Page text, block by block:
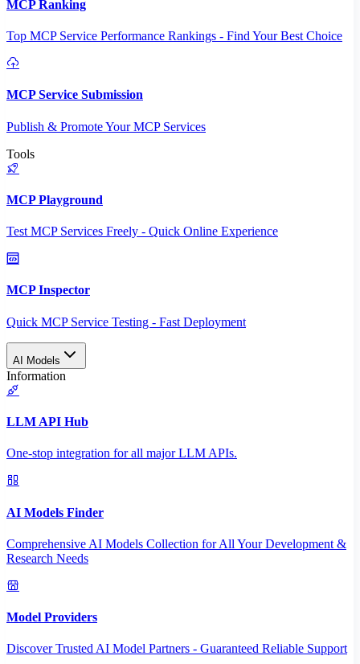
MCP Ranking
Top MCP Service Performance Rankings - Find Your Best Choice
MCP Service Submission
Publish & Promote Your MCP Services
Tools
MCP Playground
Test MCP Services Freely - Quick Online Experience
MCP Inspector
Quick MCP Service Testing - Fast Deployment
AI Models
Information
LLM API Hub
One-stop integration for all major LLM APIs.
AI Models Finder
Comprehensive AI Models Collection for All Your Development &
Research Needs
Model Providers
Discover Trusted AI Model Partners - Guaranteed Reliable Support